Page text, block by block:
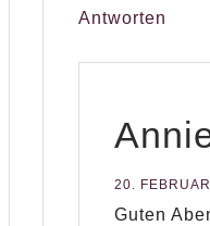
Antworten
20.
Guten